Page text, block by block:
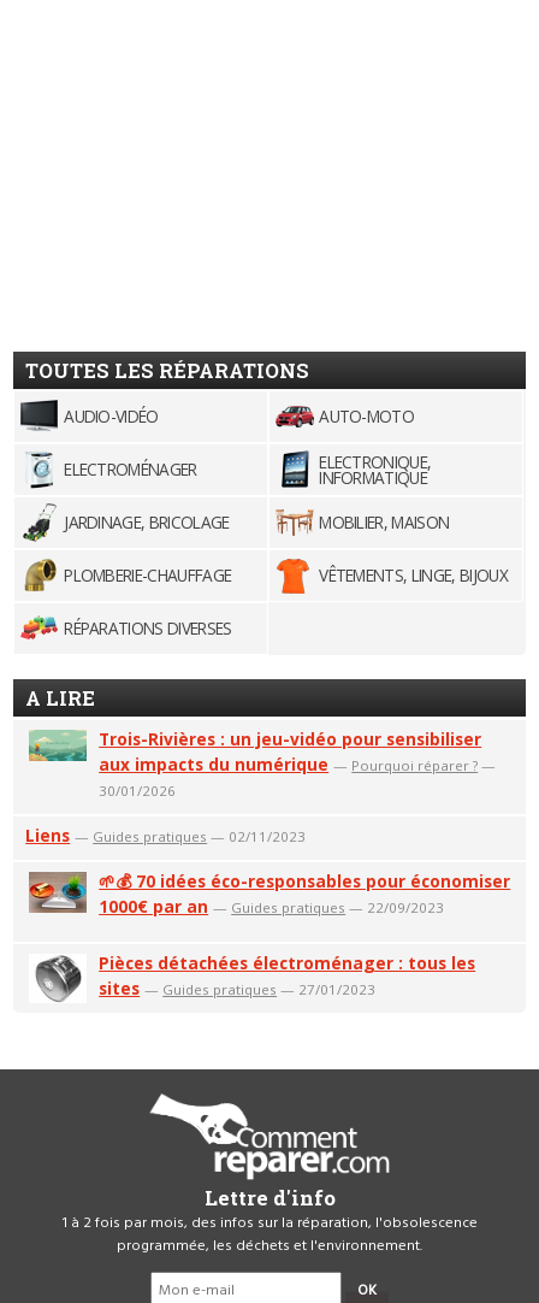
TOUTES LES RÉPARATIONS
AUDIO-VIDÉO AUTO-MOTO
ELECTROMÉNAGER ELECTRONIQUE,
INFORMATIQUE
JARDINAGE, BRICOLAGE
MOBILIER, MAISON
PLOMBERIE-CHAUFFAGE VÊTEMENTS, LINGE, BIJOUX
RÉPARATIONS DIVERSES
A LIRE
Trois-Rivières : un jeu-vidéo pour sensibiliser
aux impacts du numérique — Pourquoi réparer ? —
30/01/2026
Liens — Guides pratiques — 02/11/2023
🌱💰 70 idées éco-responsables pour économiser
1000€ par an — Guides pratiques — 22/09/2023
Pièces détachées électroménager : tous les
sites — Guides pratiques — 27/01/2023
Lettre d'info
1 à 2 fois par mois, des infos sur la réparation, l'obsolescence
programmée, les déchets et l'environnement.
OK